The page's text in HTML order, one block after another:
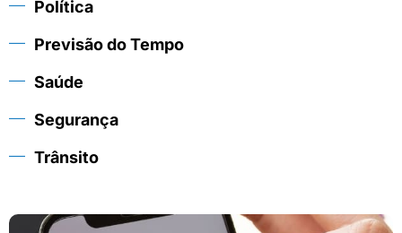
Política
Previsão do Tempo
Saúde
Segurança
Trânsito